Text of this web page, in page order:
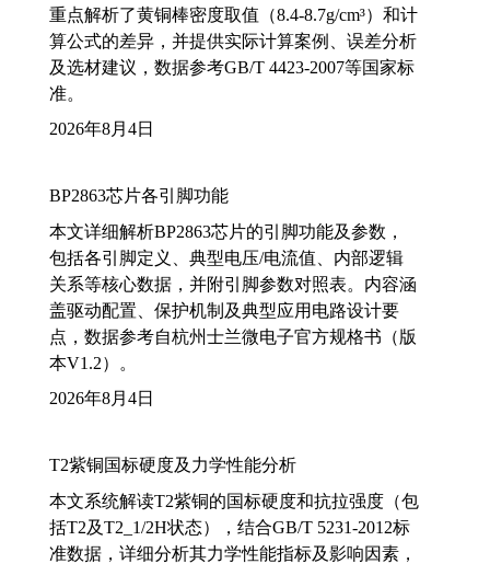
重点解析了黄铜棒密度取值（8.4-8.7g/cm³）和计
算公式的差异，并提供实际计算案例、误差分析
及选材建议，数据参考GB/T 4423-2007等国家标
准。
2026年8月4日
BP2863芯片各引脚功能
本文详细解析BP2863芯片的引脚功能及参数，
包括各引脚定义、典型电压/电流值、内部逻辑
关系等核心数据，并附引脚参数对照表。内容涵
盖驱动配置、保护机制及典型应用电路设计要
点，数据参考自杭州士兰微电子官方规格书（版
本V1.2）。
2026年8月4日
T2紫铜国标硬度及力学性能分析
本文系统解读T2紫铜的国标硬度和抗拉强度（包
括T2及T2_1/2H状态），结合GB/T 5231-2012标
准数据，详细分析其力学性能指标及影响因素，